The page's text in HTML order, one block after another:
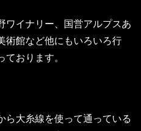
ワイナリー、国営アルプスあ
術館など他にもいろいろ行
ております。
ら大糸線を使って通っている